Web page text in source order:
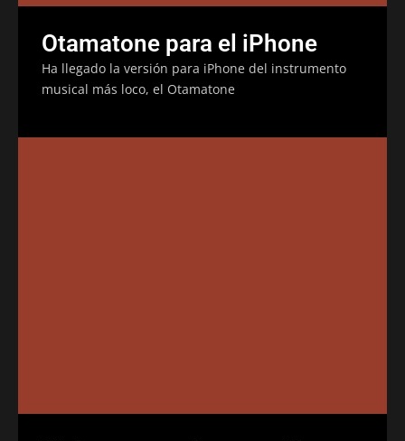
Otamatone para el iPhone
Ha llegado la versión para iPhone del instrumento
musical más loco, el Otamatone